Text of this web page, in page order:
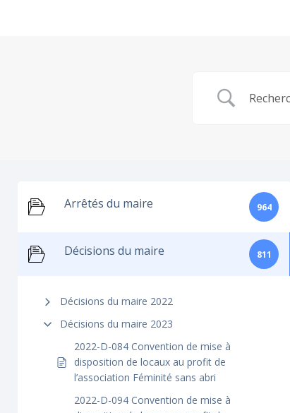
Arrêtés du maire 964
Décisions du maire 811
Décisions du maire 2022
Décisions du maire 2023
2022-D-084 Convention de mise à
disposition de locaux au profit de
l’association Féminité sans abri
2022-D-094 Convention de mise à